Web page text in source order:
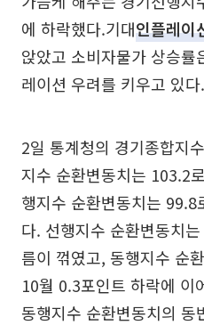
에 하락했다.기대인플레이
앉았고 소비자물가 상승
레이션 우려를 키우고 있다.
2일 통계청의 경기종합지
지수 순환변동치는 103.2
행지수 순환변동치는
다. 선행지수 순환변동치
름이 꺾였고, 동행지수 순
10월 0.3포인트 하락에 이
동행지수 순환변동치의